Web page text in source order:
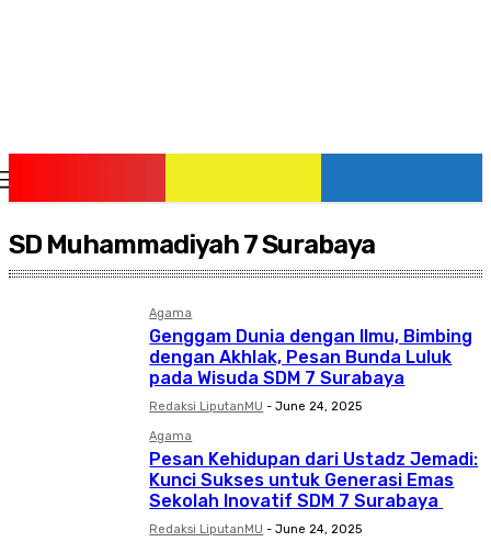
SD Muhammadiyah 7 Surabaya
Agama
Genggam Dunia dengan Ilmu, Bimbing
dengan Akhlak, Pesan Bunda Luluk
pada Wisuda SDM 7 Surabaya
Redaksi LiputanMU - June 24, 2025
Agama
Pesan Kehidupan dari Ustadz Jemadi:
Kunci Sukses untuk Generasi Emas
Sekolah Inovatif SDM 7 Surabaya
Redaksi LiputanMU - June 24, 2025